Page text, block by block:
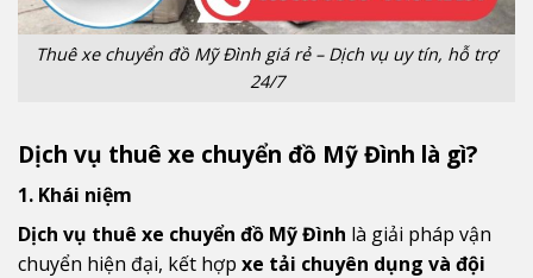
Thuê xe chuyển đồ Mỹ Đình giá rẻ – Dịch vụ uy tín, hỗ trợ
24/7
Dịch vụ thuê xe chuyển đồ Mỹ Đình là gì?
1. Khái niệm
Dịch vụ thuê xe chuyển đồ Mỹ Đình là giải pháp vận
chuyển hiện đại, kết hợp xe tải chuyên dụng và đội